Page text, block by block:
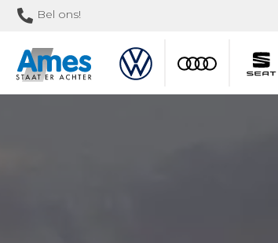
Bel ons!